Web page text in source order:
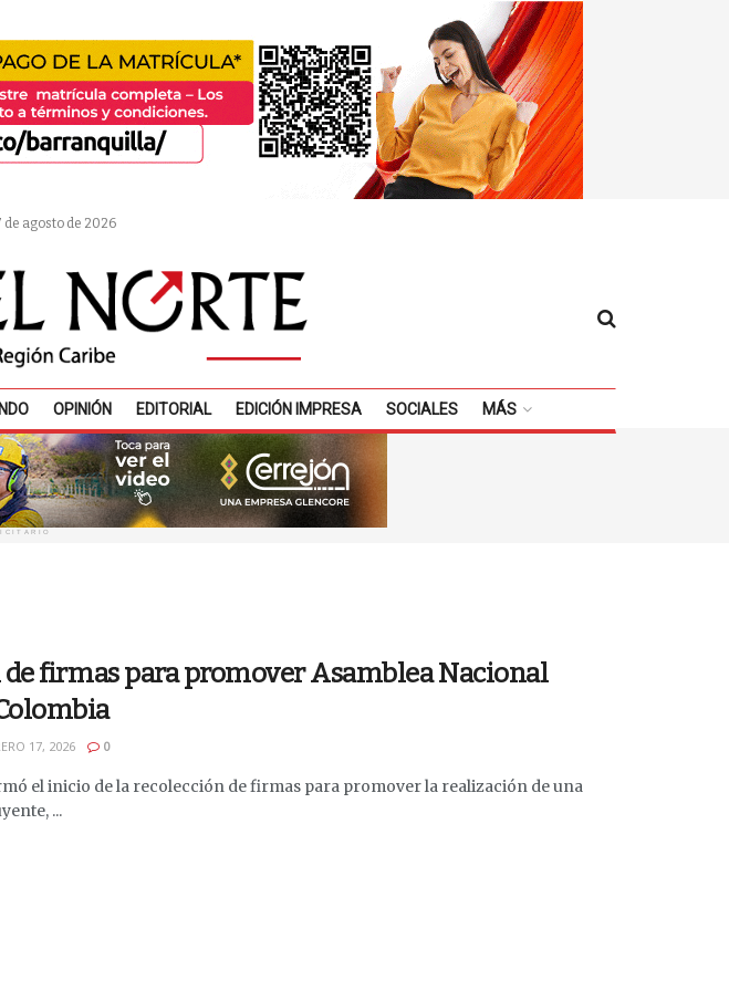
de agosto de 2026
OPINIÓN EDITORIAL EDICIÓN IMPRESA SOCIALES MÁS
firmas para promover Asamblea Nacional
17, 2026 0
el inicio de la recolección de firmas para promover la realización de una
...